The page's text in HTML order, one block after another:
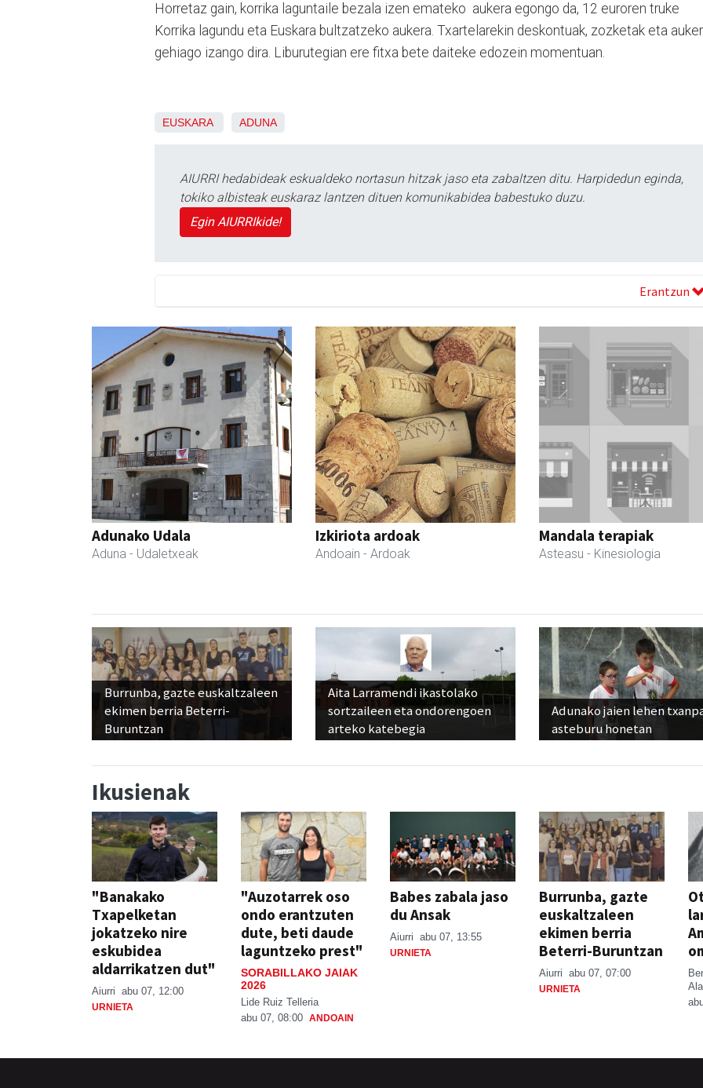
Horretaz gain, korrika laguntaile bezala izen emateko aukera egongo da, 12 euroren truke
Korrika lagundu eta Euskara bultzatzeko aukera. Txartelarekin deskontuak, zozketak eta
gehiago izango dira. Liburutegian ere fitxa bete daiteke edozein momentuan.
EUSKARA ADUNA
AIURRI hedabideak eskualdeko nortasun hitzak jaso eta zabaltzen ditu. Harpidedun eginda,
tokiko albisteak euskaraz lantzen dituen komunikabidea babestuko duzu.
Egin AIURRIkide!
Erantzun
Adunako Udala
Aduna - Udaletxeak
Izkiriota ardoak
Andoain - Ardoak
Mandala terapiak
Asteasu - Kinesiologia
Burrunba, gazte euskaltzaleen
ekimen berria Beterri-
Buruntzan
Aita Larramendi ikastolako
sortzaileen eta ondorengoen
arteko katebegia
Adunako jaien lehen
asteburu honetan
Ikusienak
"Banakako
Txapelketan
jokatzeko nire
eskubidea
aldarrikatzen dut"
Aiurri abu 07, 12:00
URNIETA
"Auzotarrek oso
ondo erantzuten
dute, beti daude
laguntzeko prest"
SORABILLAKO JAIAK
2026
Lide Ruiz Telleria
abu 07, 08:00 ANDOAIN
Babes zabala jaso
du Ansak
Aiurri abu 07, 13:55
URNIETA
Burrunba, gazte
euskaltzaleen
ekimen berria
Beterri-Buruntzan
Aiurri abu 07, 07:00
URNIETA